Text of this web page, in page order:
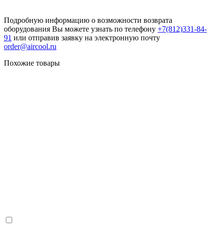
Подробную информацию о возможности возврата
оборудования Вы можете узнать по телефону +7(812)331-84-
91 или отправив заявку на электронную почту
order@aircool.ru
Похожие товары